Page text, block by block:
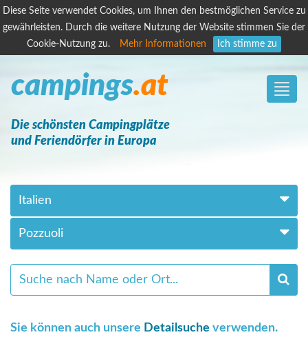
Diese Seite verwendet Cookies, um Ihnen den bestmöglichen Service zu
gewährleisten. Durch die weitere Nutzung der Website stimmen Sie der
Cookie-Nutzung zu.
Mehr Informationen Ich stimme zu
Toggle
campings.at
Die schönsten Campingplätze
und Feriendörfer in Europa
Italien
Pozzuoli
Sie können auch unsere Detailsuche verwenden.